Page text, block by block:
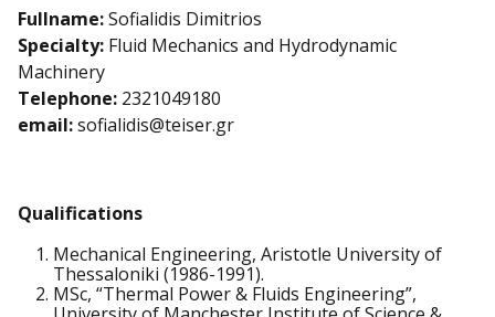
Fullname:Sofialidis Dimitrios
Specialty: Fluid Mechanics and Hydrodynamic
Machinery
Telephone: 2321049180
email:sofialidis@teiser.gr
Qualifications
Mechanical Engineering, Aristotle University of
Thessaloniki (1986-1991).
MSc, “Thermal Power & Fluids Engineering”,